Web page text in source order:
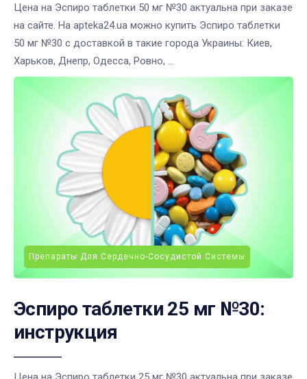
Цена на Эспиро таблетки 50 мг №30 актуальна при заказе
на сайте. На apteka24.ua можно купить Эспиро таблетки
50 мг №30 с доставкой в такие города Украины: Киев,
Харьков, Днепр, Одесса, Ровно, ...
Препараты Для Сердечно-Сосудистой Системы
Эспиро таблетки 25 мг №30:
инструкция